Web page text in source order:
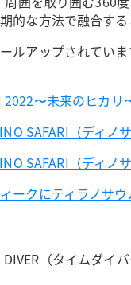
的な方法で融合す
ルアップされてい
2022〜未来のヒカ
SAFARI（ディノ
SAFARI（ディ
ークにティラノサ
（タイムダイ